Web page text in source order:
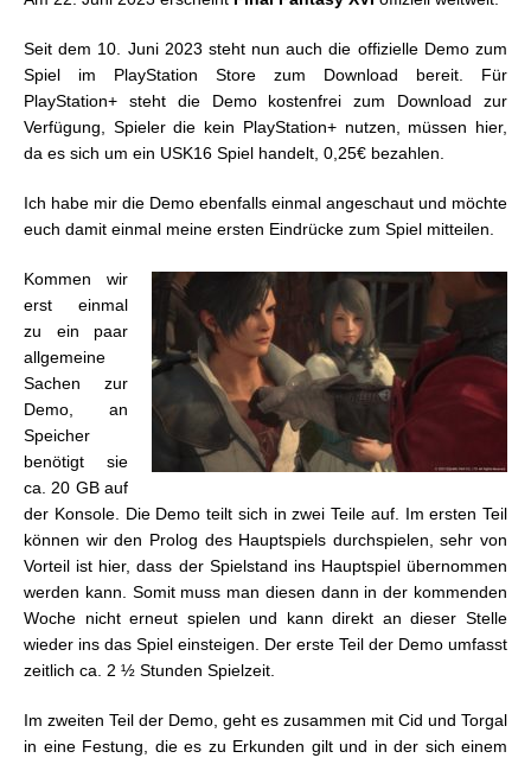
Seit dem 10. Juni 2023 steht nun auch die offizielle Demo zum
Spiel im PlayStation Store zum Download bereit. Für
PlayStation+ steht die Demo kostenfrei zum Download zur
Verfügung, Spieler die kein PlayStation+ nutzen, müssen hier,
da es sich um ein USK16 Spiel handelt, 0,25€ bezahlen.
Ich habe mir die Demo ebenfalls einmal angeschaut und möchte
euch damit einmal meine ersten Eindrücke zum Spiel mitteilen.
Kommen wir
erst einmal
zu ein paar
allgemeine
Sachen zur
Demo, an
Speicher
benötigt sie
ca. 20 GB auf
der Konsole. Die Demo teilt sich in zwei Teile auf. Im ersten Teil
können wir den Prolog des Hauptspiels durchspielen, sehr von
Vorteil ist hier, dass der Spielstand ins Hauptspiel übernommen
werden kann. Somit muss man diesen dann in der kommenden
Woche nicht erneut spielen und kann direkt an dieser Stelle
wieder ins das Spiel einsteigen. Der erste Teil der Demo umfasst
zeitlich ca. 2 ½ Stunden Spielzeit.
Im zweiten Teil der Demo, geht es zusammen mit Cid und Torgal
in eine Festung, die es zu Erkunden gilt und in der sich einem